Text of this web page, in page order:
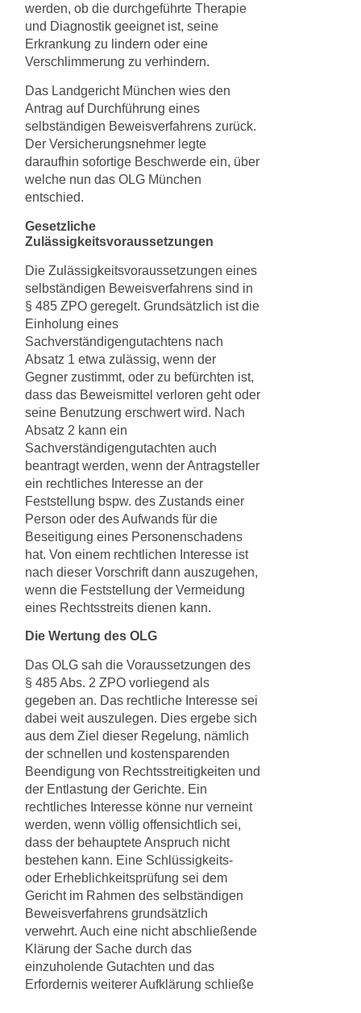
werden, ob die durchgeführte Therapie
und Diagnostik geeignet ist, seine
Erkrankung zu lindern oder eine
Verschlimmerung zu verhindern.
Das Landgericht München wies den
Antrag auf Durchführung eines
selbständigen Beweisverfahrens zurück.
Der Versicherungsnehmer legte
daraufhin sofortige Beschwerde ein, über
welche nun das OLG München
entschied.
Gesetzliche
Zulässigkeitsvoraussetzungen
Die Zulässigkeitsvoraussetzungen eines
selbständigen Beweisverfahrens sind in
§ 485 ZPO geregelt. Grundsätzlich ist die
Einholung eines
Sachverständigengutachtens nach
Absatz 1 etwa zulässig, wenn der
Gegner zustimmt, oder zu befürchten ist,
dass das Beweismittel verloren geht oder
seine Benutzung erschwert wird. Nach
Absatz 2 kann ein
Sachverständigengutachten auch
beantragt werden, wenn der Antragsteller
ein rechtliches Interesse an der
Feststellung bspw. des Zustands einer
Person oder des Aufwands für die
Beseitigung eines Personenschadens
hat. Von einem rechtlichen Interesse ist
nach dieser Vorschrift dann auszugehen,
wenn die Feststellung der Vermeidung
eines Rechtsstreits dienen kann.
Die Wertung des OLG
Das OLG sah die Voraussetzungen des
§ 485 Abs. 2 ZPO vorliegend als
gegeben an. Das rechtliche Interesse sei
dabei weit auszulegen. Dies ergebe sich
aus dem Ziel dieser Regelung, nämlich
der schnellen und kostensparenden
Beendigung von Rechtsstreitigkeiten und
der Entlastung der Gerichte. Ein
rechtliches Interesse könne nur verneint
werden, wenn völlig offensichtlich sei,
dass der behauptete Anspruch nicht
bestehen kann. Eine Schlüssigkeits-
oder Erheblichkeitsprüfung sei dem
Gericht im Rahmen des selbständigen
Beweisverfahrens grundsätzlich
verwehrt. Auch eine nicht abschließende
Klärung der Sache durch das
einzuholende Gutachten und das
Erfordernis weiterer Aufklärung schließe